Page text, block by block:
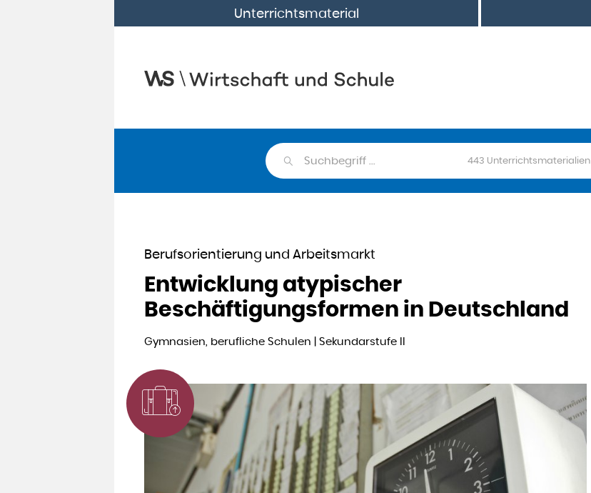
Unterrichtsmaterial
Suchen 443 Unterrichtsmaterialien
Entwicklung atypischer
Beschäftigungsformen in Deutschland
Berufsorientierung und Arbeitsmarkt
Gymnasien, berufliche Schulen | Sekundarstufe II